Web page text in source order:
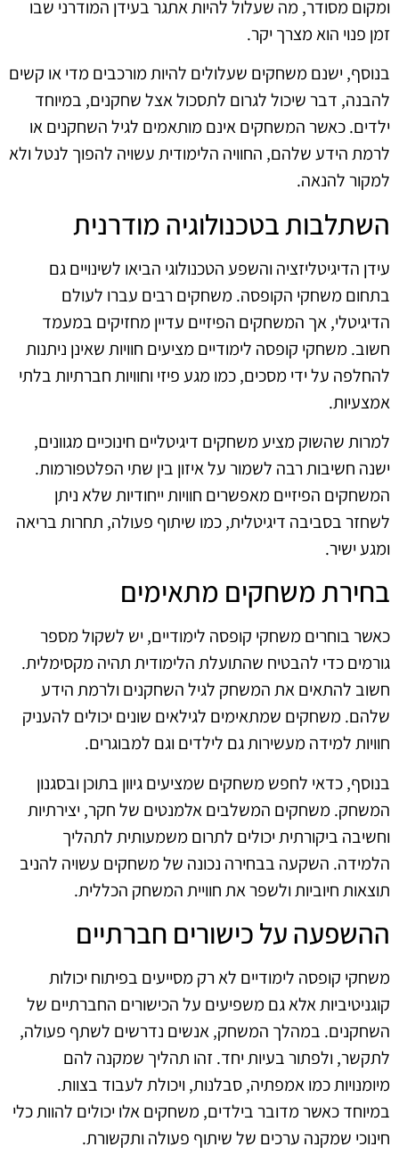
ומקום מסודר, מה שעלול להיות אתגר בעידן המודרני שבו
זמן פנוי הוא מצרך יקר.
בנוסף, ישנם משחקים שעלולים להיות מורכבים מדי או קשים
להבנה, דבר שיכול לגרום לתסכול אצל שחקנים, במיוחד
ילדים. כאשר המשחקים אינם מותאמים לגיל השחקנים או
לרמת הידע שלהם, החוויה הלימודית עשויה להפוך לנטל ולא
למקור להנאה.
השתלבות בטכנולוגיה מודרנית
עידן הדיגיטליזציה והשפע הטכנולוגי הביאו לשינויים גם
בתחום משחקי הקופסה. משחקים רבים עברו לעולם
הדיגיטלי, אך המשחקים הפיזיים עדיין מחזיקים במעמד
חשוב. משחקי קופסה לימודיים מציעים חוויות שאינן ניתנות
להחלפה על ידי מסכים, כמו מגע פיזי וחוויות חברתיות בלתי
אמצעיות.
למרות שהשוק מציע משחקים דיגיטליים חינוכיים מגוונים,
ישנה חשיבות רבה לשמור על איזון בין שתי הפלטפורמות.
המשחקים הפיזיים מאפשרים חוויות ייחודיות שלא ניתן
לשחזר בסביבה דיגיטלית, כמו שיתוף פעולה, תחרות בריאה
ומגע ישיר.
בחירת משחקים מתאימים
כאשר בוחרים משחקי קופסה לימודיים, יש לשקול מספר
גורמים כדי להבטיח שהתועלת הלימודית תהיה מקסימלית.
חשוב להתאים את המשחק לגיל השחקנים ולרמת הידע
שלהם. משחקים שמתאימים לגילאים שונים יכולים להעניק
חוויות למידה מעשירות גם לילדים וגם למבוגרים.
בנוסף, כדאי לחפש משחקים שמציעים גיוון בתוכן ובסגנון
המשחק. משחקים המשלבים אלמנטים של חקר, יצירתיות
וחשיבה ביקורתית יכולים לתרום משמעותית לתהליך
הלמידה. השקעה בבחירה נכונה של משחקים עשויה להניב
תוצאות חיוביות ולשפר את חוויית המשחק הכללית.
ההשפעה על כישורים חברתיים
משחקי קופסה לימודיים לא רק מסייעים בפיתוח יכולות
קוגניטיביות אלא גם משפיעים על הכישורים החברתיים של
השחקנים. במהלך המשחק, אנשים נדרשים לשתף פעולה,
לתקשר, ולפתור בעיות יחד. זהו תהליך שמקנה להם
מיומנויות כמו אמפתיה, סבלנות, ויכולת לעבוד בצוות.
במיוחד כאשר מדובר בילדים, משחקים אלו יכולים להוות כלי
חינוכי שמקנה ערכים של שיתוף פעולה ותקשורת.